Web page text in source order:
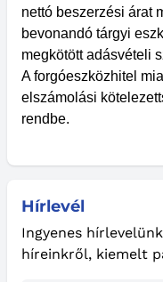
Hírlevél
Ingyenes
híreinkről, kiemelt
nettó beszerzési árat
bevonandó tárgyi
megkötött adásvételi
A forgóeszközhitel
elszámolási
rendbe.